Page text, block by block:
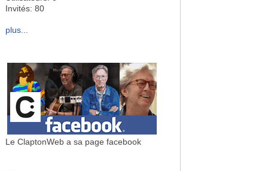
Invités: 80
plus...
Le ClaptonWeb a sa page facebook